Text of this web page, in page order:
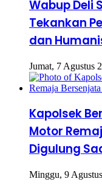
Wabup Deli
Tekankan
dan
Jumat, 7 Agustus
Kapolsek
Motor
Digulung
Minggu, 9